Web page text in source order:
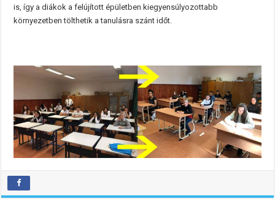
is, így a diákok a felújított épületben kiegyensúlyozottabb
környezetben tölthetik a tanulásra szánt időt.